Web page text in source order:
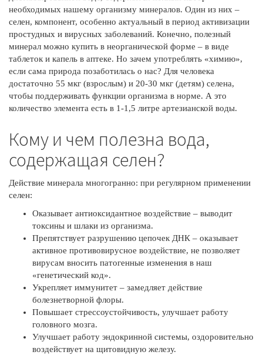
необходимых нашему организму минералов. Один из них –
селен, компонент, особенно актуальный в период активизации
простудных и вирусных заболеваний. Конечно, полезный
минерал можно купить в неорганической форме – в виде
таблеток и капель в аптеке. Но зачем употреблять «химию»,
если сама природа позаботилась о нас? Для человека
достаточно 55 мкг (взрослым) и 20-30 мкг (детям) селена,
чтобы поддерживать функции организма в норме. А это
количество элемента есть в 1-1,5 литре артезианской воды.
Кому и чем полезна вода,
содержащая селен?
Действие минерала многогранно: при регулярном применении
селен:
Оказывает антиоксидантное воздействие – выводит
токсины и шлаки из организма.
Препятствует разрушению цепочек ДНК – оказывает
активное противовирусное воздействие, не позволяет
вирусам вносить патогенные изменения в наш
«генетический код».
Укрепляет иммунитет – замедляет действие
болезнетворной флоры.
Повышает стрессоустойчивость, улучшает работу
головного мозга.
Улучшает работу эндокринной системы, оздоровительно
воздействует на щитовидную железу.